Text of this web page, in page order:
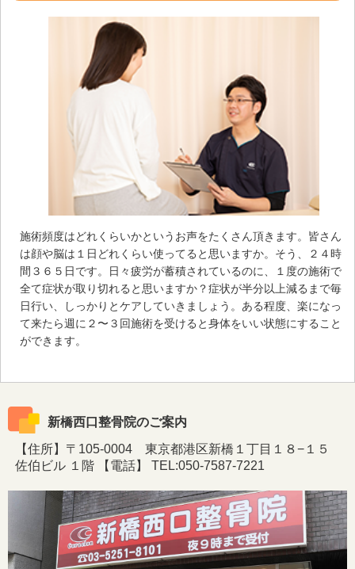
施術頻度はどれくらいかというお声をたくさん頂きます。皆さん
は顔や脳は１日どれくらい使ってると思いますか。そう、２４時
間３６５日です。日々疲労が蓄積されているのに、１度の施術で
全て症状が取り切れると思いますか？症状が半分以上減るまで毎
日行い、しっかりとケアしていきましょう。ある程度、楽になっ
て来たら週に２〜３回施術を受けると身体をいい状態にすること
ができます。
新橋西口整骨院のご案内
【住所】〒105-0004 東京都港区新橋１丁目１８−１５
佐伯ビル １階 【電話】 TEL:050-7587-7221